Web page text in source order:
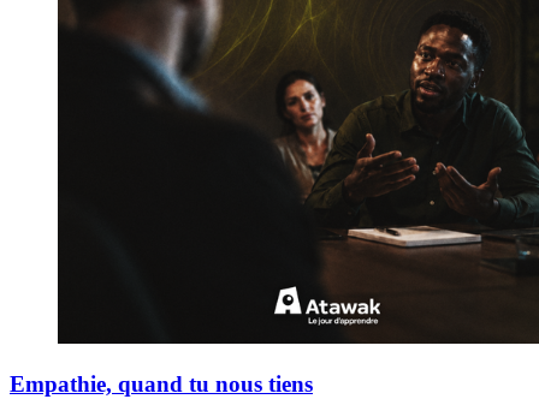
Empathie, quand tu nous tiens